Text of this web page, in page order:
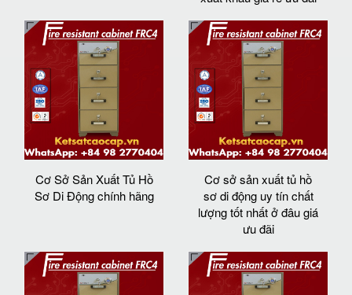
Cơ Sở Sản Xuất Tủ Hồ
Sơ Di Động chính hãng
Cơ sở sản xuất tủ hồ
sơ di động uy tín chất
lượng tốt nhất ở đâu giá
ưu đãi